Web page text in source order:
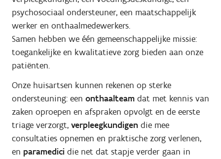
psychosociaal ondersteuner, een maatschappelijk
werker en onthaalmedewerkers.
Samen hebben we één gemeenschappelijke missie:
toegankelijke en kwalitatieve zorg bieden aan onze
patiënten.
Onze huisartsen kunnen rekenen op sterke
ondersteuning: een onthaalteam dat met kennis van
zaken oproepen en afspraken opvolgt en de eerste
triage verzorgt, verpleegkundigen die mee
consultaties opnemen en praktische zorg verlenen,
en paramedici die net dat stapje verder gaan in